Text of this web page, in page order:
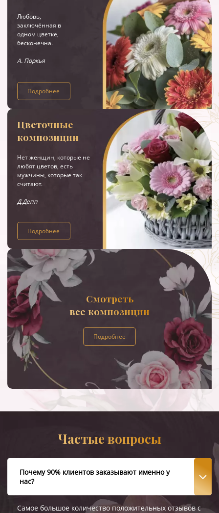
Любовь,
заключённая в
одном цветке,
бесконечна.
А. Поркья
Подробнее
Цветочные
композиции
Нет женщин, которые не
любят цветов, есть
мужчины, которые так
считают.
Д.Депп
Подробнее
Смотреть
все композиции
Подробнее
Частые вопросы
Почему 90% клиентов заказывают именно у
нас?
Самое большое количество положительных отзывов с